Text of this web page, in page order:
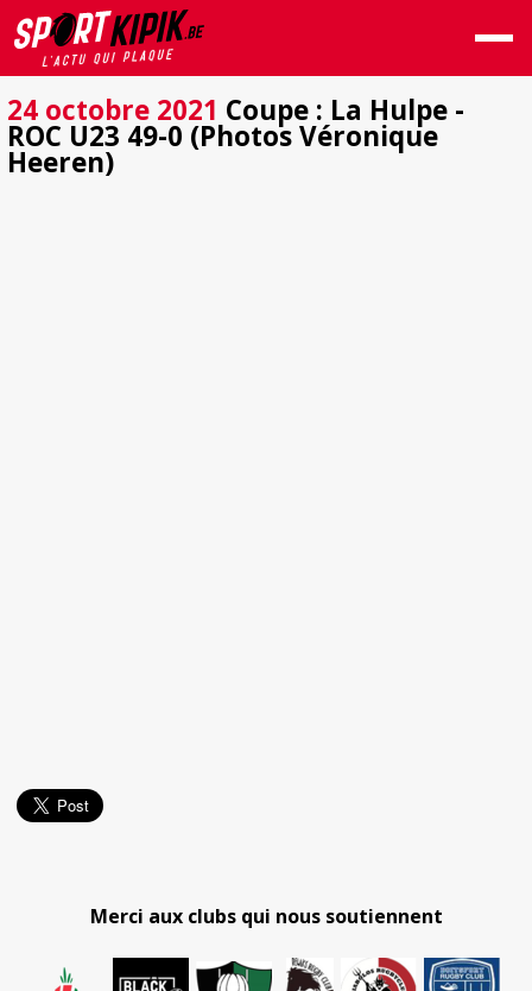
24 octobre 2021 Coupe : La Hulpe -
ROC U23 49-0 (Photos Véronique
Heeren)
Merci aux clubs qui nous soutiennent